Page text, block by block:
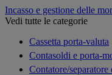
Incasso e gestione delle
Vedi tutte le categorie
Cassetta porta-valuta
Contasoldi e porta-
Contatore/